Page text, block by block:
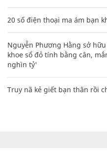
20 số điện thoại ma ám bạn
Nguyễn Phương Hằng sở
khoe sổ đỏ tính bằng cân,
nghìn tỷ'
Truy nã kẻ giết bạn thân rồi